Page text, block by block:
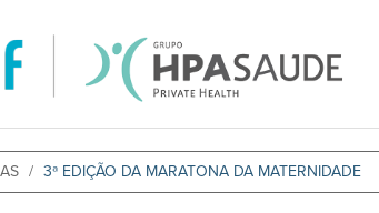
3ª EDIÇÃO DA MARATONA DA MATERNIDADE